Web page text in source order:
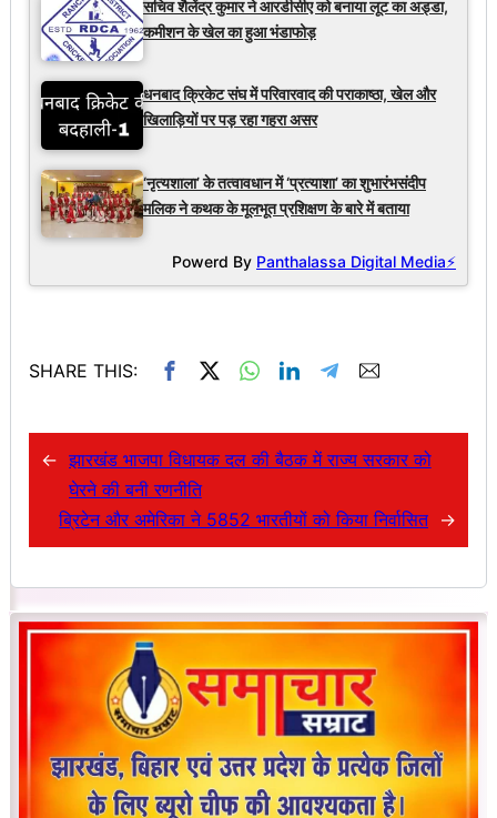
सचिव शैलेंद्र कुमार ने आरडीसीए को बनाया लूट का अड्डा,
कमीशन के खेल का हुआ भंडाफोड़
धनबाद क्रिकेट संघ में परिवारवाद की पराकाष्ठा, खेल और
खिलाड़ियों पर पड़ रहा गहरा असर
‘नृत्यशाला’ के तत्वावधान में ‘प्रत्याशा’ का शुभारंभसंदीप
मलिक ने कथक के मूलभूत प्रशिक्षण के बारे में बताया
Powerd By Panthalassa Digital Media⚡
SHARE THIS:
← झारखंड भाजपा विधायक दल की बैठक में राज्य सरकार को
घेरने की बनी रणनीति
ब्रिटेन और अमेरिका ने 5852 भारतीयों को किया निर्वासित →